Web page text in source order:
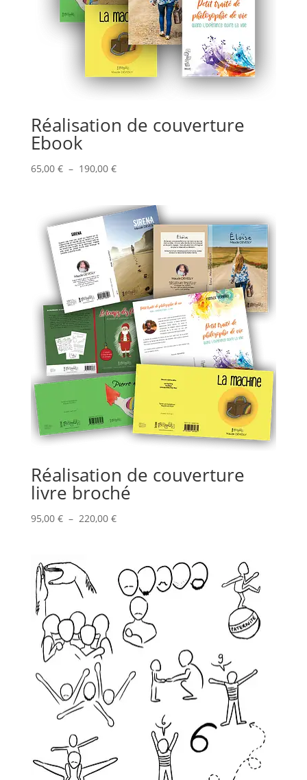
Réalisation de couverture
Ebook
65,00 € – 190,00 €Plage
65,00 €
190,00 €
Réalisation de couverture
livre broché
95,00 € – 220,00 €Plage
95,00 €
à
220,00 €